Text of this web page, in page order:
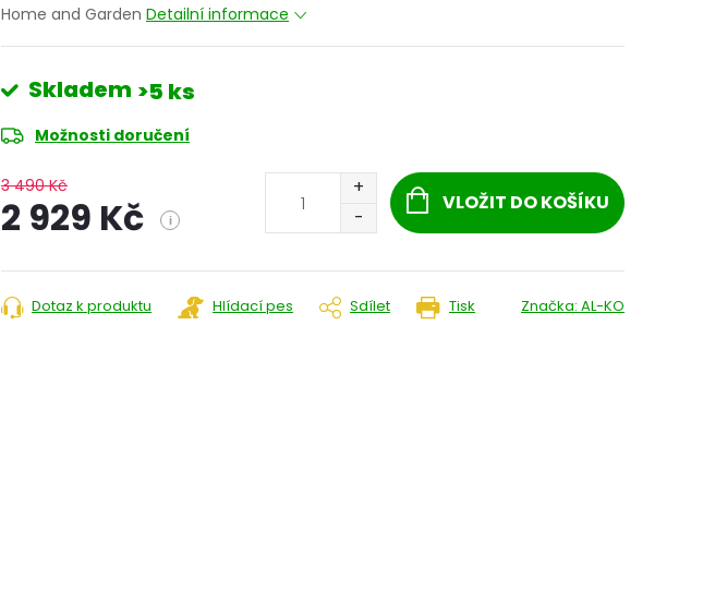
Home and Garden Detailní informace
Skladem >5 ks
Možnosti doručení
3 490 Kč
2 929 Kč i
cena:
VLOŽIT DO KOŠÍKU
Tisk
Dotaz k produktu Hlídací pes Sdílet Značka: AL-KO